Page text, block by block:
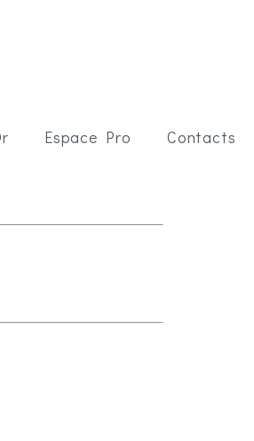
Espace Pro Contacts